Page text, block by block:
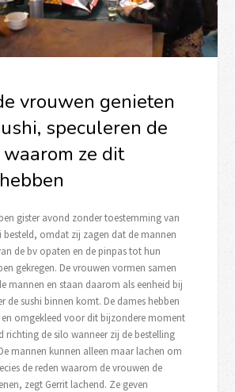
vrouwen genieten
speculeren de
ze dit
gister avond zonder toestemming van
besteld, omdat zij zagen dat de mannen
de bv opaten en de pinpas tot hun
gekregen. De vrouwen vormen samen
mannen en staan daarom als eenheid bij
de sushi binnen komt. De dames hebben
omgekleed voor dit bijzondere moment
richting de silo wanneer zij de bestelling
mannen kunnen alleen maar lachen om
de reden waarom de vrouwen de
zegt Gerrit lachend. Ze geven